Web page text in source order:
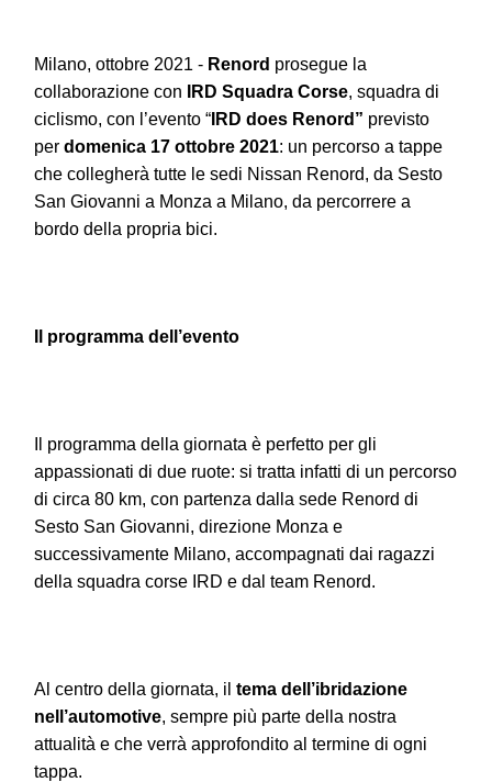
Milano, ottobre 2021 - Renord prosegue la
collaborazione con
IRD Squadra Corse, squadra di
ciclismo, con l’evento “ IRD does Renord” previsto
per domenica 17 ottobre 2021: un percorso a tappe
che collegherà tutte le sedi Nissan Renord, da Sesto
San Giovanni a Monza a Milano, da percorrere a
bordo della propria bici.
Il programma dell’evento
Il programma della giornata è perfetto per gli
appassionati di due ruote: si tratta infatti di un percorso
di circa 80 km, con partenza dalla sede Renord di
Sesto San Giovanni, direzione Monza e
successivamente Milano, accompagnati dai ragazzi
della squadra corse IRD e dal team Renord.
Al centro della giornata, il tema dell’ibridazione
nell’automotive, sempre più parte della nostra
attualità e che verrà approfondito al termine di ogni
tappa.